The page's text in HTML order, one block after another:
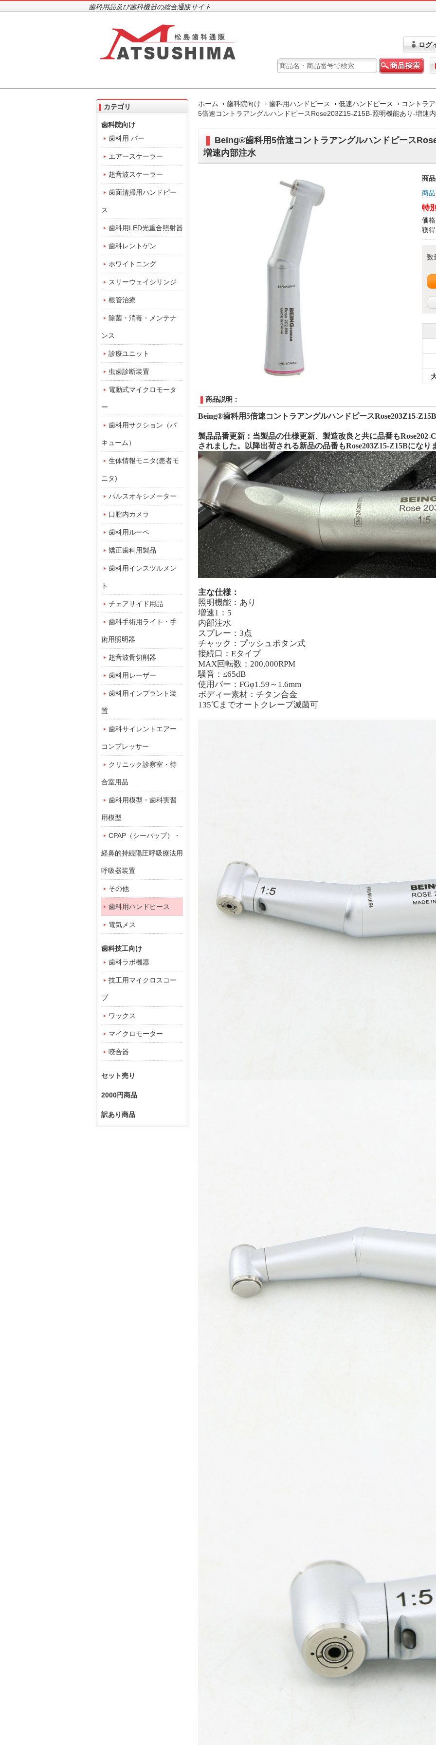
歯科用品及び歯科機器の総合通販サイト
ログ
ホーム 歯科院向け 歯科用ハンドピース 低速ハンドピース
コントラ
5倍速コントラアングルハンドピースRose203Z15-Z15B-照明機能あり-増速
Being®歯科用5倍速コントラアングルハンドピース
増速内部注水
商
商
特
価
獲
数
商品説明：
Being®歯科用5倍速コントラアングルハンドピースRose203Z15-Z15B
製品品番更新： 当製品の仕様更新、製造改良と共に品番もRose202-
されました。
以降出荷される新品の品番もRose203Z15-Z15Bになり
主な仕様：
照明機能： あり
増速1： 5
内部注水
スプレー：3点
チャック：プッシュボタン式
接続口： Eタイプ
MAX回転数：200,000RPM
騒音：≤65dB
使用バー：FGφ1.59 ～ 1.6mm
ボディー素材：チタン合金
135℃までオートクレーブ滅菌可
カテゴリ
歯科院向け
歯科用 バー
エアースケーラー
超音波スケーラー
歯面清掃用ハンドピー
ス
歯科用LED光重合照射器
歯科レントゲン
ホワイトニング
スリーウェイシリンジ
根管治療
除菌・消毒・メンテナ
ンス
診療ユニット
虫歯診断装置
電動式マイクロモータ
ー
歯科用サクション（バ
キューム）
生体情報モニタ(患者モ
ニタ)
パルスオキシメーター
口腔内カメラ
歯科用ルーペ
矯正歯科用製品
歯科用インスツルメン
ト
チェアサイド用品
歯科手術用ライト・手
術用照明器
超音波骨切削器
歯科用レーザー
歯科用インプラント装
置
歯科サイレントエアー
コンプレッサー
クリニック診察室・待
合室用品
歯科用模型・歯科実習
用模型
CPAP（シーパップ）・
経鼻的持続陽圧呼吸療法用
呼吸器装置
その他
歯科用ハンドピース
電気メス
歯科技工向け
歯科ラボ機器
技工用マイクロスコー
プ
ワックス
マイクロモーター
咬合器
セット売り
2000円商品
訳あり商品